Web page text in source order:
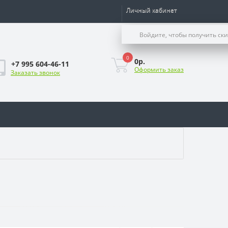
Личный кабинет
Войдите, чтобы получить
+7 995 604-46-11
Заказать звонок
0 0р.
Оформить заказ